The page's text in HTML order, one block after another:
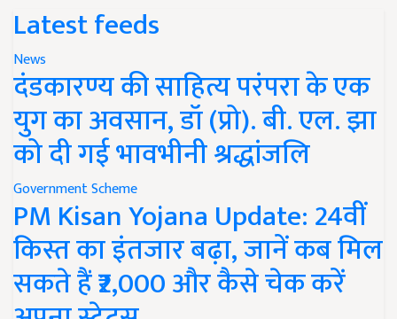
Latest feeds
News
दंडकारण्य की साहित्य परंपरा के एक
युग का अवसान, डॉ (प्रो). बी. एल. झा
को दी गई भावभीनी श्रद्धांजलि
Government Scheme
PM Kisan Yojana Update: 24वीं
किस्त का इंतजार बढ़ा, जानें कब मिल
सकते हैं ₹2,000 और कैसे चेक करें